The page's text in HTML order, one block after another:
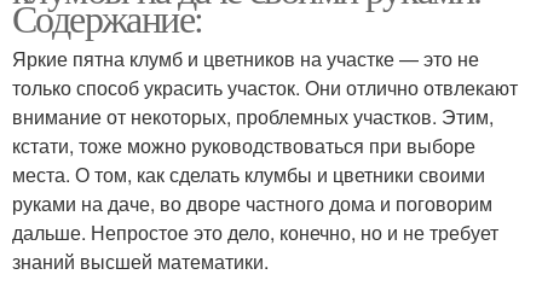
Содержание:
Яркие пятна клумб и цветников на участке — это не
только способ украсить участок. Они отлично отвлекают
внимание от некоторых, проблемных участков. Этим,
кстати, тоже можно руководствоваться при выборе
места. О том, как сделать клумбы и цветники своими
руками на даче, во дворе частного дома и поговорим
дальше. Непростое это дело, конечно, но и не требует
знаний высшей математики.